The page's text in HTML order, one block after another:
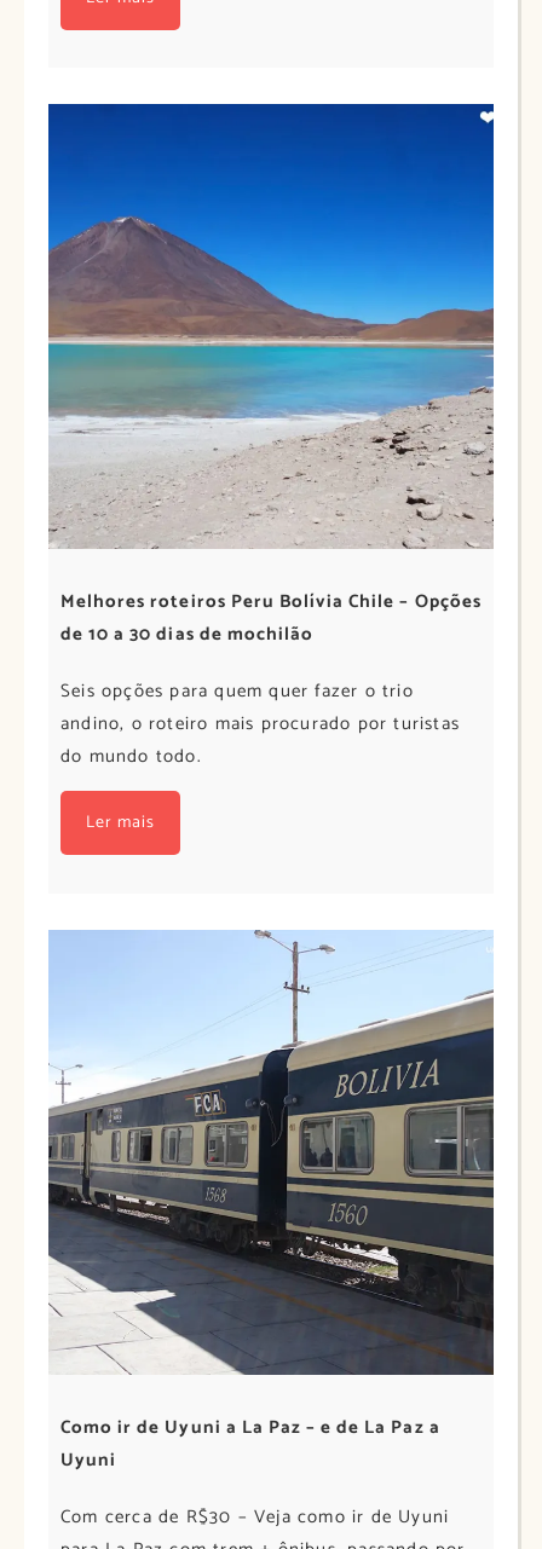
Melhores roteiros Peru Bolívia Chile – Opções
de 10 a 30 dias de mochilão
Seis opções para quem quer fazer o trio
andino, o roteiro mais procurado por turistas
do mundo todo.
Ler mais
Como ir de Uyuni a La Paz – e de La Paz a
Uyuni
Com cerca de R$30 – Veja como ir de Uyuni